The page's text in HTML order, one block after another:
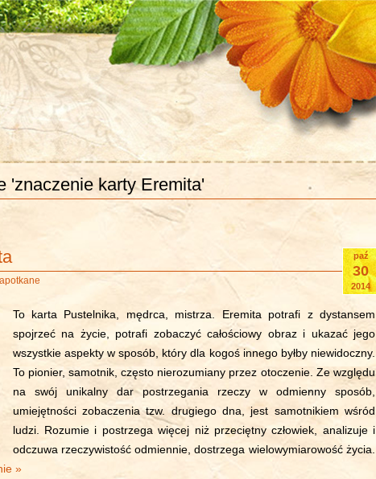
'znaczenie karty Eremita'
paź
30
2014
To karta Pustelnika, mędrca, mistrza. Eremita potrafi z dystansem
spojrzeć na życie, potrafi zobaczyć całościowy obraz i ukazać jego
wszystkie aspekty w sposób, który dla kogoś innego byłby niewidoczny.
To pionier, samotnik, często nierozumiany przez otoczenie. Ze względu
na swój unikalny dar postrzegania rzeczy w odmienny sposób,
umiejętności zobaczenia tzw. drugiego dna, jest samotnikiem wśród
ludzi. Rozumie i postrzega więcej niż przeciętny człowiek, analizuje i
odczuwa rzeczywistość odmiennie, dostrzega wielowymiarowość życia.
»